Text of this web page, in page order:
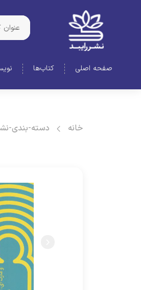
صفحه اصلی کتاب‌ها
خانه دسته-بندی-